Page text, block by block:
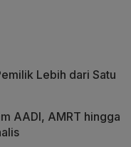
Lebih dari Satu
AADI, AMRT hingga